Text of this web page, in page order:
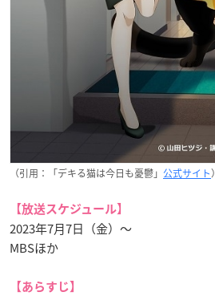
（引用：「デキる猫は今日も憂鬱」 公式サイト）
【放送スケジュール】
2023年7月7日（金）〜
MBSほか
【あらすじ】